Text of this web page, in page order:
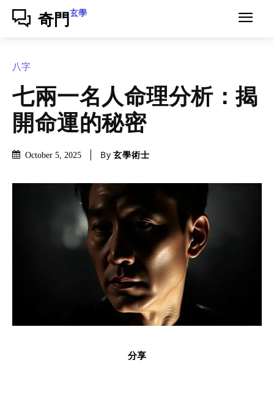
奇門 玄學
八字
七兩一名人命理分析：揭
開命運的秘密
October 5, 2025 By 玄學術士
分享